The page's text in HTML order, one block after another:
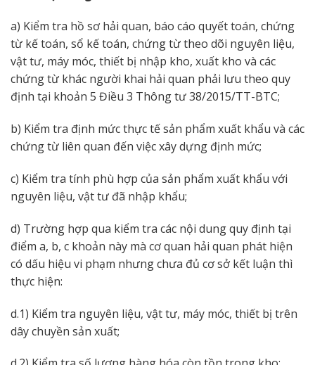
a) Kiểm tra hồ sơ hải quan, báo cáo quyết toán, chứng
từ kế toán, sổ kế toán, chứng từ theo dõi nguyên liệu,
vật tư, máy móc, thiết bị nhập kho, xuất kho và các
chứng từ khác người khai hải quan phải lưu theo quy
định tại khoản 5 Điều 3 Thông tư 38/2015/TT-BTC;
b) Kiểm tra định mức thực tế sản phẩm xuất khẩu và các
chứng từ liên quan đến việc xây dựng định mức;
c) Kiểm tra tính phù hợp của sản phẩm xuất khẩu với
nguyên liệu, vật tư đã nhập khẩu;
d) Trường hợp qua kiểm tra các nội dung quy định tại
điểm a, b, c khoản này mà cơ quan hải quan phát hiện
có dấu hiệu vi phạm nhưng chưa đủ cơ sở kết luận thì
thực hiện:
d.1) Kiểm tra nguyên liệu, vật tư, máy móc, thiết bị trên
dây chuyền sản xuất;